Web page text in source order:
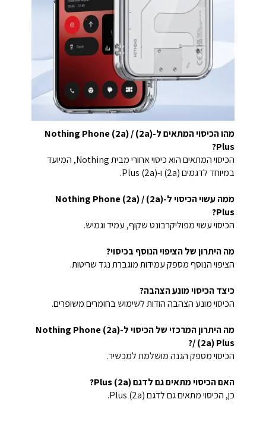
מהו הכיסוי המתאים ל-Nothing Phone (2a) / (2a)
Plus?
הכיסוי המתאים הוא כיסוי אחורי מבית Nothing, המיועד
במיוחד לדגמים (2a) ו-(2a) Plus.
ממה עשוי הכיסוי ל-Nothing Phone (2a) / (2a)
Plus?
הכיסוי עשוי מפוליקרבונט שקוף, עמיד וגמיש.
מה היתרון של הציפוי הנוסף בכיסוי?
הציפוי הנוסף מספק עמידות מוגברת נגד שריטות.
כיצד הכיסוי מונע הצהבה?
הכיסוי מונע הצהבה הודות לשימוש בחומרים משופרים.
מה היתרון המרכזי של הכיסוי ל-Nothing Phone (2a)
/ (2a) Plus?
הכיסוי מספק הגנה מושלמת למכשיר.
האם הכיסוי מתאים גם לדגם (2a) Plus?
כן, הכיסוי מתאים גם לדגם (2a) Plus.